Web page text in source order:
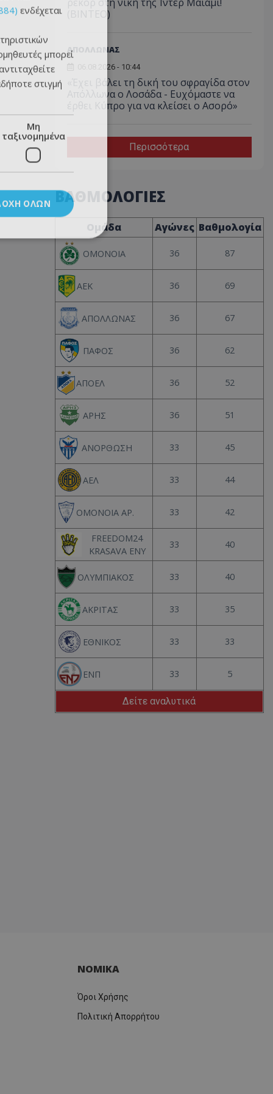
(ΒΙΝΤΕΟ)
ΑΠΟΛΛΩΝΑΣ
06.08.2026 - 10:44
«Έχει βάλει τη δική του σφραγίδα στον
Απόλλωνα ο Λοσάδα - Ευχόμαστε να
έρθει Κύπρο για να κλείσει ο Ασορό»
Περισσότερα
ΒΑΘΜΟΛΟΓΙΕΣ
Ομάδα Αγώνες Βαθμολογία
ΟΜΟΝΟΙΑ 36 87
ΑΕΚ 36 69
ΑΠΟΛΛΩΝΑΣ 36 67
ΠΑΦΟΣ 36 62
ΑΠΟΕΛ 36 52
ΑΡΗΣ 36 51
ΑΝΟΡΘΩΣΗ 33 45
ΑΕΛ 33 44
ΟΜΟΝΟΙΑ ΑΡ. 33 42
FREEDOM24
KRASAVA ΕΝΥ
33 40
ΟΛΥΜΠΙΑΚΟΣ 33 40
ΑΚΡΙΤΑΣ 33 35
ΕΘΝΙΚΟΣ 33 33
ΕΝΠ 33 5
Δείτε αναλυτικά
ΝΟΜΙΚΑ
Όροι Χρήσης
Πολιτική Απορρήτου
ενδέχεται
μπορεί
στιγμή
Μη
ταξινομημένα
ΌΛΩΝ